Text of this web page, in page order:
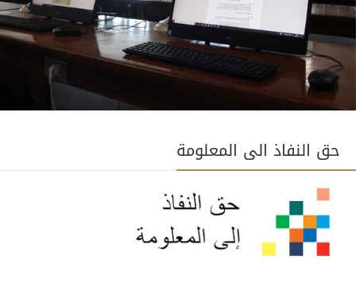
حق النفاذ الى المعلومة